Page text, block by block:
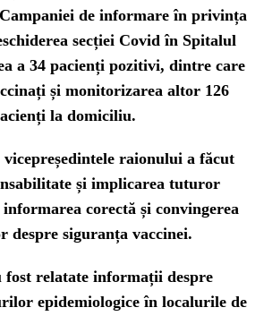
de informare în privința
secției Covid în Spitalul
a 34 pacienți pozitivi, dintre care
și monitorizarea altor 126
la domiciliu.
raionului a făcut
și implicarea tuturor
corectă și convingerea
despre siguranța vaccinei.
fost relatate informații despre
epidemiologice în localurile de